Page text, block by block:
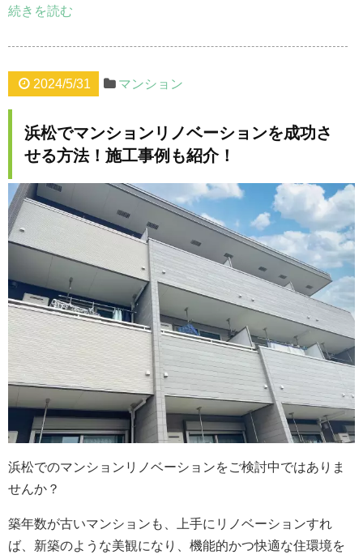
続きを読む
2024/5/31 マンション
浜松でマンションリノベーションを成功さ
せる方法！施工事例も紹介！
浜松でのマンションリノベーションをご検討中ではありま
せんか？
築年数が古いマンションも、上手にリノベーションすれ
ば、新築のような美観になり、機能的かつ快適な住環境を